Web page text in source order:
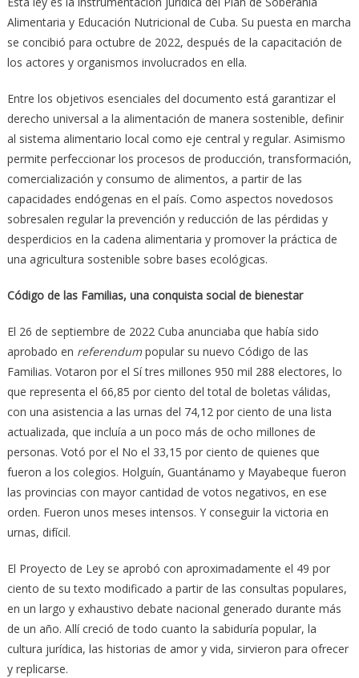
Alimentaria y Educación Nutricional de Cuba. Su puesta en marcha
se concibió para octubre de 2022, después de la capacitación de
los actores y organismos involucrados en ella.
Entre los objetivos esenciales del documento está garantizar el
derecho universal a la alimentación de manera sostenible, definir
al sistema alimentario local como eje central y regular. Asimismo
permite perfeccionar los procesos de producción, transformación,
comercialización y consumo de alimentos, a partir de las
capacidades endógenas en el país. Como aspectos novedosos
sobresalen regular la prevención y reducción de las pérdidas y
desperdicios en la cadena alimentaria y promover la práctica de
una agricultura sostenible sobre bases ecológicas.
Código de las Familias, una conquista social de bienestar
El 26 de septiembre de 2022 Cuba anunciaba que había sido
aprobado en referendumpopular su nuevo Código de las
Familias. Votaron por el Sí tres millones 950 mil 288 electores, lo
que representa el 66,85 por ciento del total de boletas válidas,
con una asistencia a las urnas del 74,12 por ciento de una lista
actualizada, que incluía a un poco más de ocho millones de
personas. Votó por el No el 33,15 por ciento de quienes que
fueron a los colegios. Holguín, Guantánamo y Mayabeque fueron
las provincias con mayor cantidad de votos negativos, en ese
orden. Fueron unos meses intensos. Y conseguir la victoria en
urnas, difícil.
El Proyecto de Ley se aprobó con aproximadamente el 49 por
ciento de su texto modificado a partir de las consultas populares,
en un largo y exhaustivo debate nacional generado durante más
de un año. Allí creció de todo cuanto la sabiduría popular, la
cultura jurídica, las historias de amor y vida, sirvieron para ofrecer
y replicarse.